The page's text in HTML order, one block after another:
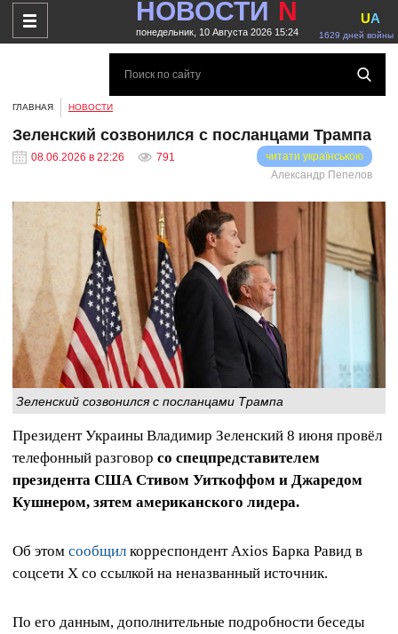
НОВОСТИ N
понедельник, 10 Августа 2026 15:24 1629 дней войны
UA
ГЛАВНАЯ НОВОСТИ
Зеленский созвонился с посланцами Трампа
08.06.2026 в 22:26 791
читати українською
Александр Пепелов
Зеленский созвонился с посланцами Трампа
Президент Украины Владимир Зеленский 8 июня провёл
телефонный разговор со спецпредставителем
президента США Стивом Уиткоффом и Джаредом
Кушнером, зятем американского лидера.
Об этом сообщил корреспондент Axios Барка Равид в
соцсети X со ссылкой на неназванный источник.
По его данным, дополнительные подробности беседы